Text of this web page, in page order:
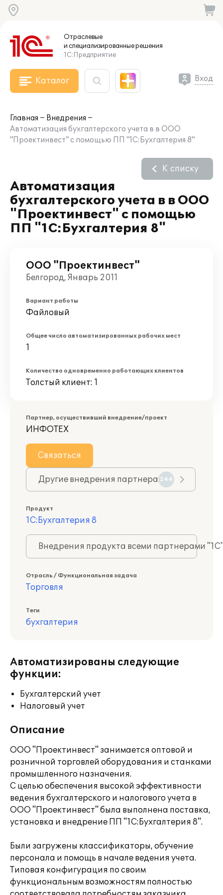
Отраслевые
и специализированныерешения
1С:Предприятие
Каталог Вход
Главная
Внедрения
Автоматизация бухгалтерского учета в в ООО
"Проектинвест" с помощью ПП "1С:Бухгалтерия 8"
Автоматизация
бухгалтерского учета в в ООО
"Проектинвест" с помощью
ПП "1С:Бухгалтерия 8"
К списку
ООО "Проектинвест"
Белгород, Январь 2011
Вариант работы
Файловый
Общее число автоматизированных рабочих мест
1
Количество одновременно работающих клиентов
Толстый клиент: 1
Партнер, осуществивший внедрение/проект
ИНФОТЕХ
Связаться
Другие внедрения партнера 244
Продукт
1С:Бухгалтерия 8
Внедрения продукта всеми партнерами
Отрасль / Функциональная задача
Торговля
Теги
бухгалтерия
Автоматизированы следующие
функции:
Бухгалтерский учет
Налоговый учет
Описание
ООО "Проектинвест" занимается оптовой и
розничной торговлей оборудования и станками
промышленного назначения.
С целью обеспечения высокой эффективности
ведения бухгалтерского и налогового учета в
ООО "Проектинвест" была выполнена поставка,
установка и внедрение ПП "1С:Бухгалтерия 8".
Были загружены классификаторы, обучение
персонала и помощь в начале ведения учета.
Типовая конфигурация по своим
функциональным возможностям полностью